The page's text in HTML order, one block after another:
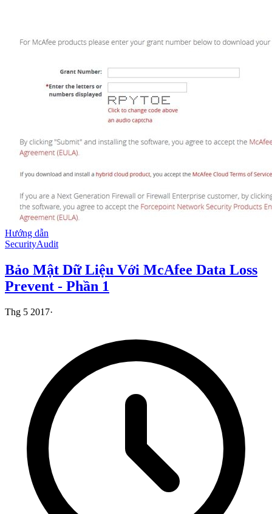
Hướng dẫn
SecurityAudit
Bảo Mật Dữ Liệu Với McAfee Data Loss
Prevent - Phần 1
Thg 5 2017·